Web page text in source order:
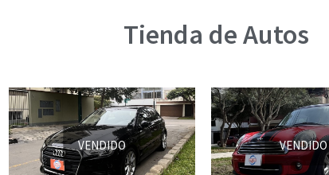
Tienda de Autos
VENDIDO VENDIDO